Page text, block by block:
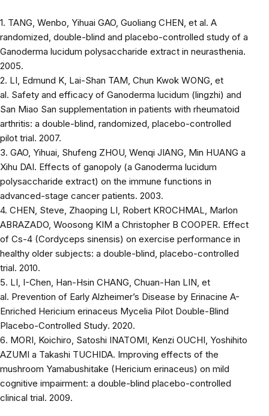
1. TANG, Wenbo, Yihuai GAO, Guoliang CHEN, et al. A
randomized, double-blind and placebo-controlled study of a
Ganoderma lucidum polysaccharide extract in neurasthenia.
2005.
2. LI, Edmund K, Lai-Shan TAM, Chun Kwok WONG, et
al. Safety and efficacy of Ganoderma lucidum (lingzhi) and
San Miao San supplementation in patients with rheumatoid
arthritis: a double-blind, randomized, placebo-controlled
pilot trial. 2007.
3. GAO, Yihuai, Shufeng ZHOU, Wenqi JIANG, Min HUANG a
Xihu DAI. Effects of ganopoly (a Ganoderma lucidum
polysaccharide extract) on the immune functions in
advanced-stage cancer patients. 2003.
4. CHEN, Steve, Zhaoping LI, Robert KROCHMAL, Marlon
ABRAZADO, Woosong KIM a Christopher B COOPER. Effect
of Cs-4 (Cordyceps sinensis) on exercise performance in
healthy older subjects: a double-blind, placebo-controlled
trial. 2010.
5. LI, I-Chen, Han-Hsin CHANG, Chuan-Han LIN, et
al. Prevention of Early Alzheimer’s Disease by Erinacine A-
Enriched Hericium erinaceus Mycelia Pilot Double-Blind
Placebo-Controlled Study. 2020.
6. MORI, Koichiro, Satoshi INATOMI, Kenzi OUCHI, Yoshihito
AZUMI a Takashi TUCHIDA. Improving effects of the
mushroom Yamabushitake (Hericium erinaceus) on mild
cognitive impairment: a double-blind placebo-controlled
clinical trial. 2009.